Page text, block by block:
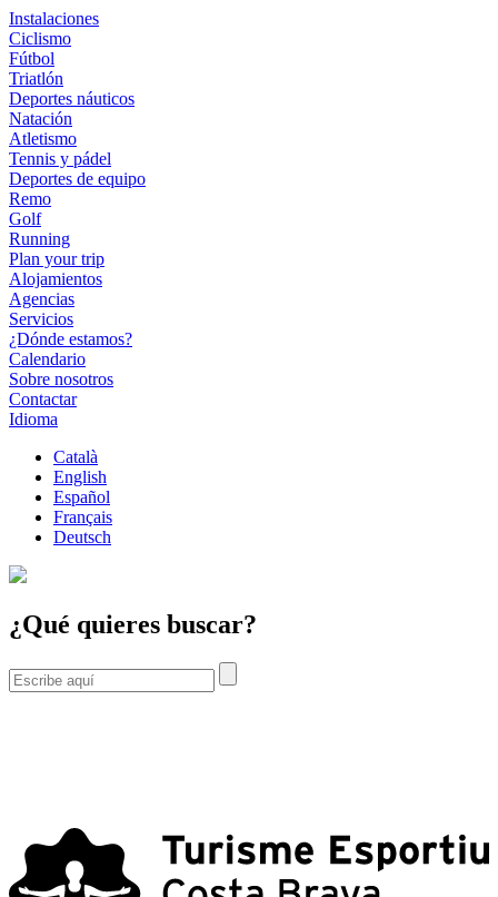
Instalaciones
Ciclismo
Fútbol
Triatlón
Deportes náuticos
Natación
Atletismo
Tennis y pádel
Deportes de equipo
Remo
Golf
Running
Plan your trip
Alojamientos
Agencias
Servicios
¿Dónde estamos?
Calendario
Sobre nosotros
Contactar
Idioma
Català
English
Español
Français
Deutsch
¿Qué quieres buscar?